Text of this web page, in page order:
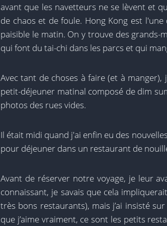
avant que les navetteurs ne se lèvent et
de chaos et de foule. Hong Kong est
paisible le matin. On y trouve des grands-
qui font du tai-chi dans les parcs et qui
Avec tant de choses à faire (et à
petit-déjeuner matinal composé de dim
photos des rues vides.
Il était midi quand j'ai enfin eu des
pour déjeuner dans un restaurant de
Avant de réserver notre voyage, je leur
connaissant, je savais que cela
très bons restaurants), mais j’ai insisté
que j’aime vraiment, ce sont les petits